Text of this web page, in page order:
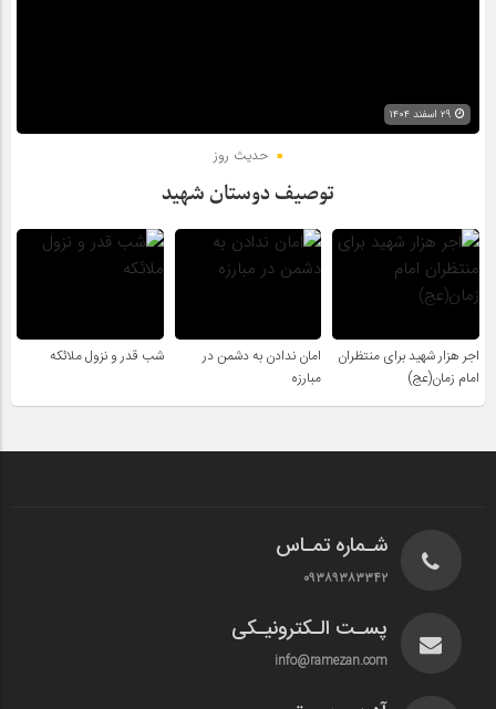
حدیث روز
توصیف دوستان شهید
اجر هزار شهید برای منتظران
امام زمان(عج)
امان ندادن به دشمن در
مبارزه
شب قدر و نزول ملائکه
شـماره تمـاس
۰۹۳۸۹۳۸۳۳۴۲
پسـت الـکترونیـکی
info@ramezan.com